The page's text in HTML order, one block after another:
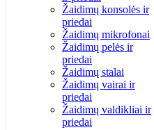
Žaidimų konsolės ir
priedai
Žaidimų mikrofonai
Žaidimų pelės ir
priedai
Žaidimų stalai
Žaidimų vairai ir
priedai
Žaidimų valdikliai ir
priedai